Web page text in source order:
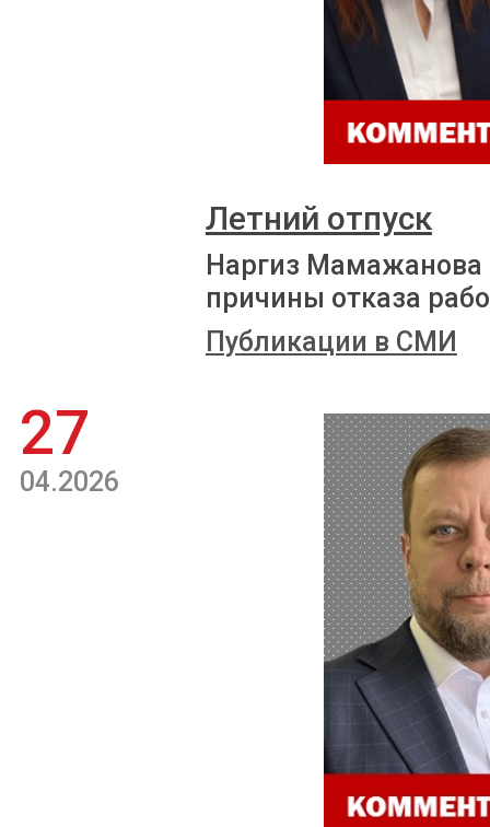
Летний отпуск
Наргиз Мамажанова
причины отказа
Публикации в СМИ
27
04.2026